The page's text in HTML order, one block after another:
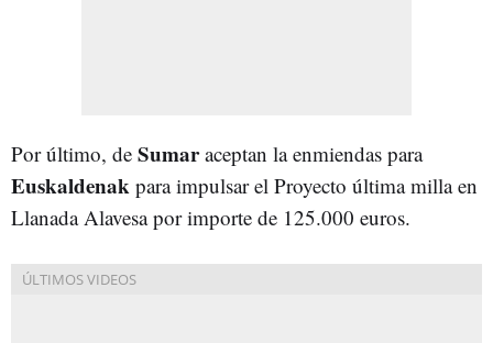
Por último, de Sumaraceptan la enmiendas para
Euskaldenak para impulsar el Proyecto última milla en
Llanada Alavesa por importe de 125.000 euros.